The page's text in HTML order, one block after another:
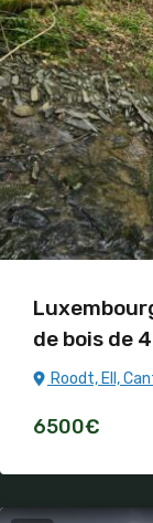
de bois de
Roodt, Ell,
6500€